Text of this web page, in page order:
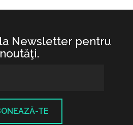
Newsletter pentru
noutăţi.
TE